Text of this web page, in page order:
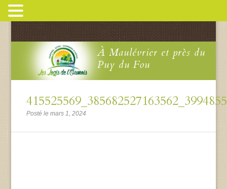
À Maulévrier et près du
Puy du Fou
Posté le mars 1, 2024